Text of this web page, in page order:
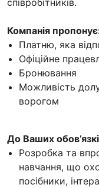
Компанія
Платню, яка
Офіційне
Бронювання
Можливість
ворогом
До Ваших
Розробка та
навчання, що
посібники,